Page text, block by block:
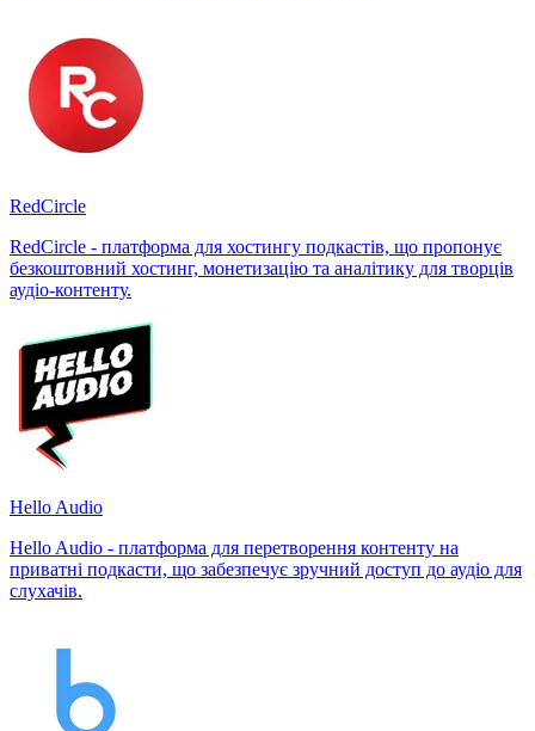
RedCircle
RedCircle - платформа для хостингу подкастів, що пропонує
безкоштовний хостинг, монетизацію та аналітику для творців
аудіо-контенту.
Hello Audio
Hello Audio - платформа для перетворення контенту на
приватні подкасти, що забезпечує зручний доступ до аудіо для
слухачів.